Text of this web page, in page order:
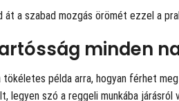
a szabad mozgás örömét ezzel a
minden
példa arra, hogyan férhet
legyen szó a reggeli munkába